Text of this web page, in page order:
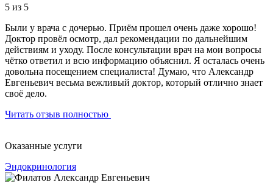
5 из 5
Были у врача с дочерью. Приём прошел очень даже хорошо!
Доктор провёл осмотр, дал рекомендации по дальнейшим
действиям и уходу. После консультации врач на мои вопросы
чётко ответил и всю информацию объяснил. Я осталась очень
довольна посещением специалиста! Думаю, что Александр
Евгеньевич весьма вежливый доктор, который отлично знает
своё дело.
Читать отзыв полностью
Оказанные услуги
Эндокринология